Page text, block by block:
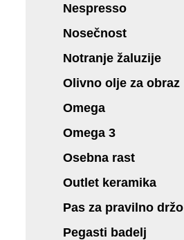
Nespresso
Nosečnost
Notranje žaluzije
Olivno olje za obraz
Omega
Omega 3
Osebna rast
Outlet keramika
Pas za pravilno držo
Pegasti badelj